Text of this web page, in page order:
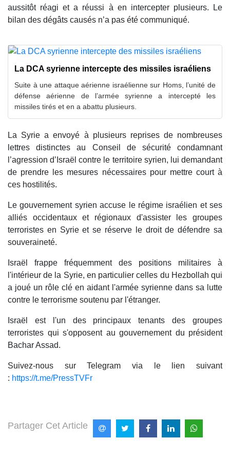
aussitôt réagi et a réussi à en intercepter plusieurs. Le
bilan des dégâts causés n’a pas été communiqué.
La DCA syrienne intercepte des missiles israéliens
Suite à une attaque aérienne israélienne sur Homs, l’unité de
défense aérienne de l’armée syrienne a intercepté les
missiles tirés et en a abattu plusieurs.
La Syrie a envoyé à plusieurs reprises de nombreuses
lettres distinctes au Conseil de sécurité condamnant
l’agression d’Israël contre le territoire syrien, lui demandant
de prendre les mesures nécessaires pour mettre court à
ces hostilités.
Le gouvernement syrien accuse le régime israélien et ses
alliés occidentaux et régionaux d'assister les groupes
terroristes en Syrie et se réserve le droit de défendre sa
souveraineté.
Israël frappe fréquemment des positions militaires à
l'intérieur de la Syrie, en particulier celles du Hezbollah qui
a joué un rôle clé en aidant l'armée syrienne dans sa lutte
contre le terrorisme soutenu par l'étranger.
Israël est l'un des principaux tenants des groupes
terroristes qui s'opposent au gouvernement du président
Bachar Assad.
Suivez-nous sur Telegram via le lien suivant
: https://t.me/PressTVFr
Partager Cet Article